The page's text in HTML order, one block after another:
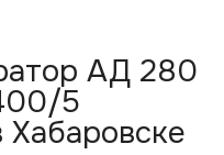
АД 280
5